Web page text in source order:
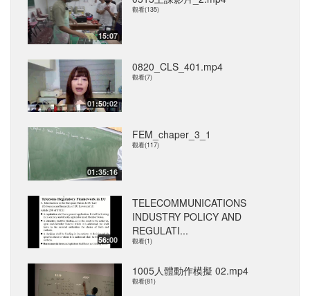
15:07
觀看(135)
01:50:02
0820_CLS_401.mp4
觀看(7)
01:35:16
FEM_chaper_3_1
觀看(117)
56:00
TELECOMMUNICATIONS
INDUSTRY POLICY AND
REGULATI...
觀看(1)
1005人體動作模擬 02.mp4
觀看(81)